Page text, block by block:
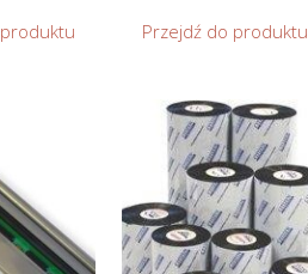
Przejdź do produktu